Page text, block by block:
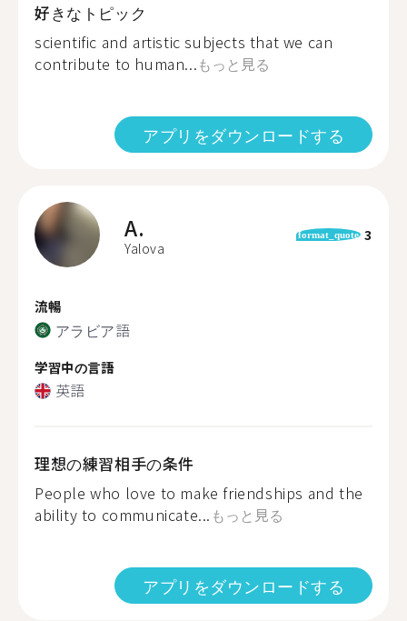
好きなトピック
scientific and artistic subjects that we can
contribute to human...もっと見る
アプリをダウンロードする
A.
Yalova
format_quote 3
流暢
アラビア語
学習中の言語
英語
理想の練習相手の条件
People who love to make friendships and the
ability to communicate... もっと見る
アプリをダウンロードする